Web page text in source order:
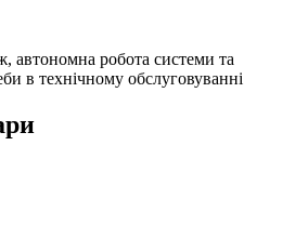
робота системи та
в технічному обслуговуванні